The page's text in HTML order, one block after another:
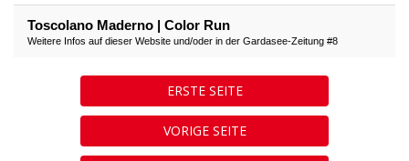
Toscolano Maderno | Color Run
Weitere Infos auf dieser Website und/oder in der Gardasee-Zeitung #8
ERSTE SEITE
VORIGE SEITE